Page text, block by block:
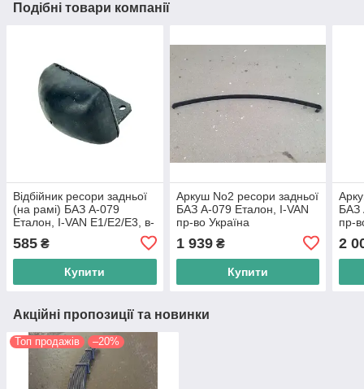
Подібні товари компанії
Відбійник ресори задньої
(на рамі) БАЗ А-079
Еталон, I-VAN Е1/Е2/Е3, в-
585 ₴
Купити
Аркуш No2 ресори задньої
БАЗ А-079 Еталон, I-VAN
пр-во Україна
1 939₴
Купити
БАЗ
пр-
2
Акційні пропозиції та новинки
Топ продажів –20%